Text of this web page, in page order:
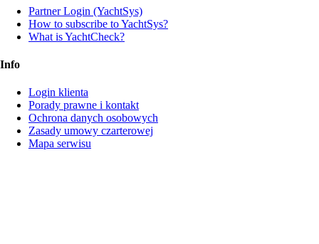
Partner Login (YachtSys)
How to subscribe to YachtSys?
What is YachtCheck?
Info
Login klienta
Porady prawne i kontakt
Ochrona danych osobowych
Zasady umowy czarterowej
Mapa serwisu